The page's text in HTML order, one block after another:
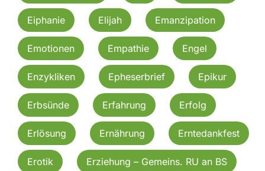
Eiphanie Elijah Emanzipation
Emotionen Empathie Engel
Enzykliken Epheserbrief Epikur
Erbsünde Erfahrung Erfolg
Erlösung Ernährung Erntedankfest
Erotik Erziehung – Gemeins. RU an BS